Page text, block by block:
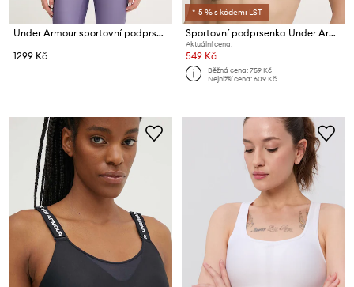
Under Armour sportovní podprsenka Infinity
1299 Kč
*-5 % s kódem: LST
Sportovní podprsenka Under Armour HeatGear Mid
Aktuální cena:
549 Kč
Běžná cena:759 Kč
Nejnižší cena:609 Kč